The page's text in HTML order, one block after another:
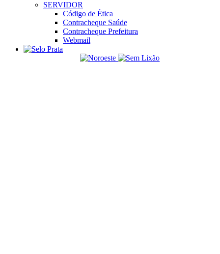
SERVIDOR
Código de Ética
Contracheque Saúde
Contracheque Prefeitura
Webmail